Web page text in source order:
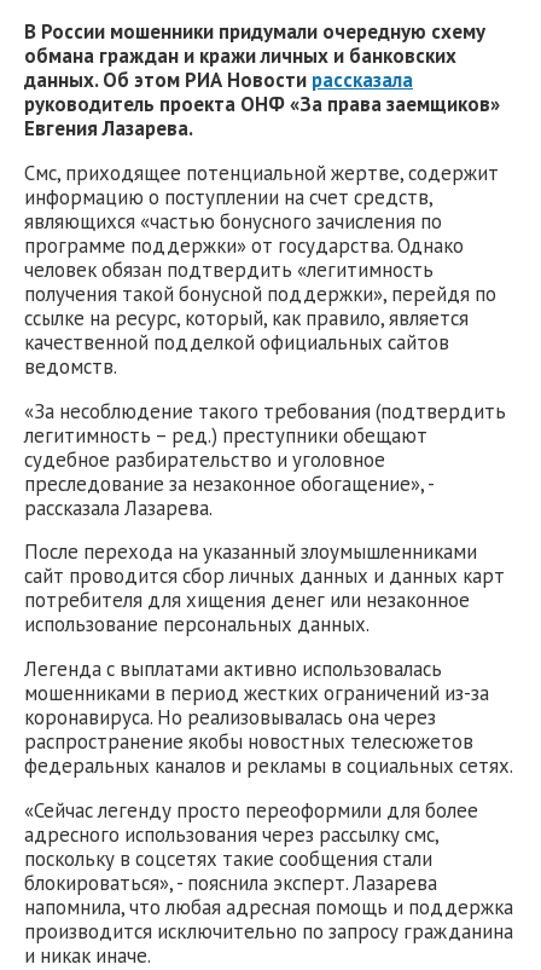
В России мошенники придумали очередную схему
обмана граждан и кражи личных и банковских
данных. Об этом РИА Новости рассказала
руководитель проекта ОНФ «За права заемщиков»
Евгения Лазарева.
Смс, приходящее потенциальной жертве, содержит
информацию о поступлении на счет средств,
являющихся «частью бонусного зачисления по
программе поддержки» от государства. Однако
человек обязан подтвердить «легитимность
получения такой бонусной поддержки», перейдя по
ссылке на ресурс, который, как правило, является
качественной подделкой официальных сайтов
ведомств.
«За несоблюдение такого требования (подтвердить
легитимность – ред.) преступники обещают
судебное разбирательство и уголовное
преследование за незаконное обогащение», -
рассказала Лазарева.
После перехода на указанный злоумышленниками
сайт проводится сбор личных данных и данных карт
потребителя для хищения денег или незаконное
использование персональных данных.
Легенда с выплатами активно использовалась
мошенниками в период жестких ограничений из-за
коронавируса. Но реализовывалась она через
распространение якобы новостных телесюжетов
федеральных каналов и рекламы в социальных сетях.
«Сейчас легенду просто переоформили для более
адресного использования через рассылку смс,
поскольку в соцсетях такие сообщения стали
блокироваться», - пояснила эксперт. Лазарева
напомнила, что любая адресная помощь и поддержка
производится исключительно по запросу гражданина
и никак иначе.